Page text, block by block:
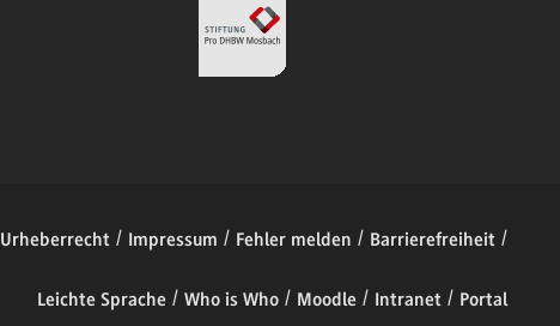
Urheberrecht Impressum Fehler melden Barrierefreiheit
Leichte Sprache Who is Who Moodle Intranet Portal